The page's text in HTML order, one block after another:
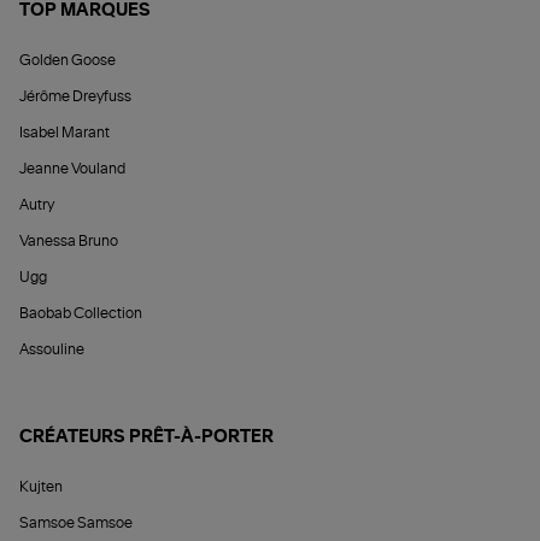
TOP MARQUES
Golden Goose
Jérôme Dreyfuss
Isabel Marant
Jeanne Vouland
Autry
Vanessa Bruno
Ugg
Baobab Collection
Assouline
CRÉATEURS PRÊT-À-PORTER
Kujten
Samsoe Samsoe